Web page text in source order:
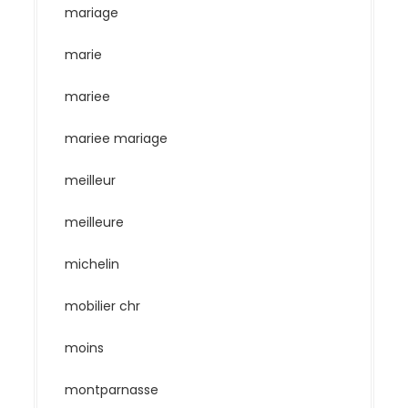
mariage
marie
mariee
mariee mariage
meilleur
meilleure
michelin
mobilier chr
moins
montparnasse